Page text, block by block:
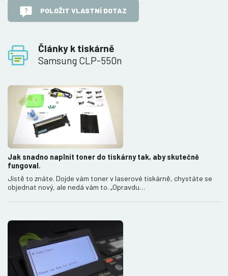
Články k tiskárně
Samsung CLP-550n
POLOŽIT VLASTNÍ DOTAZ
Jak snadno naplnit toner do tiskárny tak, aby skutečně
fungoval.
Jistě to znáte. Dojde vám toner v laserové tiskárně, chystáte se
objednat nový, ale nedá vám to. „Opravdu…